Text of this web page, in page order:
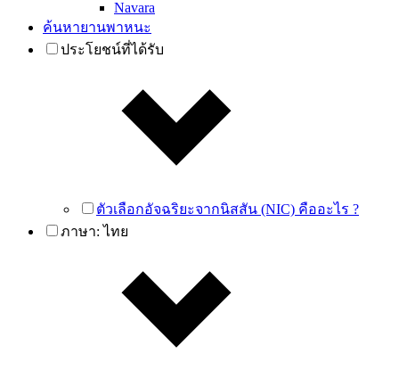
Navara
ค้นหายานพาหนะ
ประโยชน์ที่ได้รับ
ตัวเลือกอัจฉริยะจากนิสสัน (NIC) คืออะไร ?
ภาษา:ไทย